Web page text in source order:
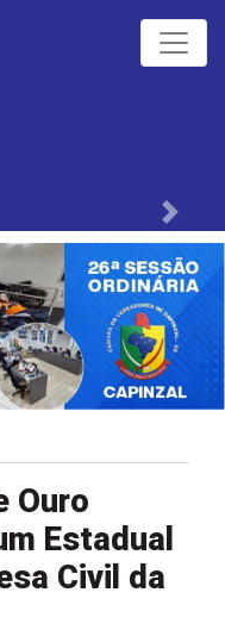
Ouro
Estadual
Civil da